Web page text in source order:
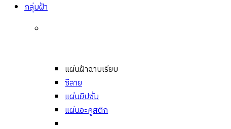
กลุ่มฝ้า
แผ่นฝ้าฉาบเรียบ
ซีลาย
แผ่นยิปซั่ม
แผ่นอะคูสติก